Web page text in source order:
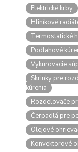
Elektrické krby
Hliníkové
Termostatické
Podlahové
Vykurovacie
Skrinky pre
kúrenia
Rozdelovače
Čerpadlá pre
Olejové
Konvektorové